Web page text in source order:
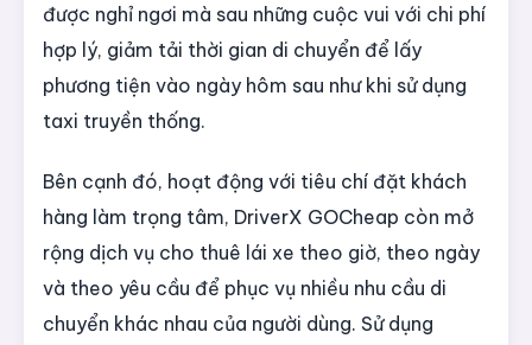
được nghỉ ngơi mà sau những cuộc vui với chi phí
hợp lý, giảm tải thời gian di chuyển để lấy
phương tiện vào ngày hôm sau như khi sử dụng
taxi truyền thống.
Bên cạnh đó, hoạt động với tiêu chí đặt khách
hàng làm trọng tâm, DriverX GOCheap còn mở
rộng dịch vụ cho thuê lái xe theo giờ, theo ngày
và theo yêu cầu để phục vụ nhiều nhu cầu di
chuyển khác nhau của người dùng. Sử dụng